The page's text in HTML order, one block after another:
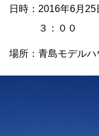
日時：2016年6月
３：００
場所：青島モデル